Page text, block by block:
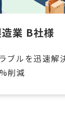
業 B社様
ブルを迅速解
削減